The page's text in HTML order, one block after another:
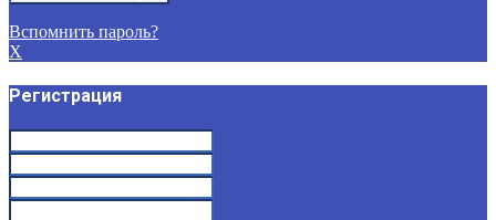
Вспомнить пароль?
X
Регистрация